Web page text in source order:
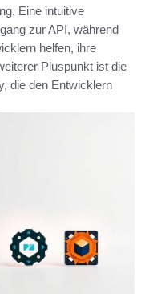
Eine intuitive
zur API, während
helfen, ihre
Pluspunkt ist die
die den Entwicklern